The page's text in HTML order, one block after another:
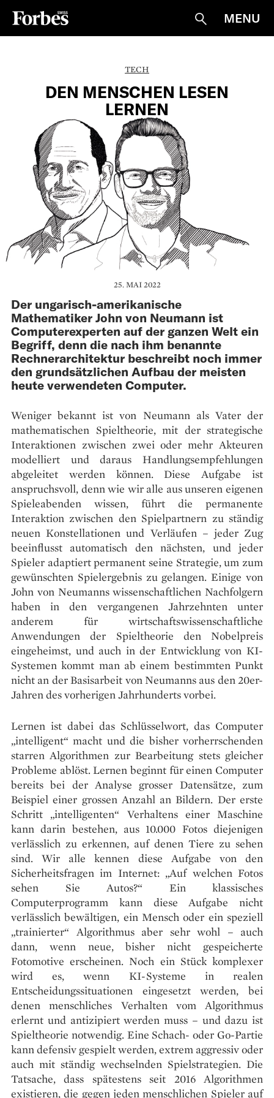
Suche
MENU
TECH
DEN MENSCHEN LESEN
LERNEN
25. MAI 2022
Der ungarisch-amerikanische
Mathematiker John von Neumann ist
Computerexperten auf der ganzen Welt ein
Begriff, denn die nach ihm benannte
Rechnerarchitektur beschreibt noch immer
den grundsätzlichen Aufbau der meisten
heute verwendeten Computer.
Weniger bekannt ist von Neumann als Vater der
mathematischen Spieltheorie, mit der strategische
Interaktionen zwischen zwei oder mehr Akteuren
modelliert und daraus Handlungsempfehlungen
abgeleitet werden können. Diese Aufgabe ist
anspruchsvoll, denn wie wir alle aus unseren eigenen
Spieleabenden wissen, führt die permanente
Interaktion zwischen den Spielpartnern zu ständig
neuen Konstellationen und Verläufen – jeder Zug
beeinflusst automatisch den nächsten, und jeder
Spieler adaptiert permanent seine Strategie, um zum
gewünschten Spielergebnis zu gelangen. Einige von
John von Neumanns wissenschaftlichen Nachfolgern
haben in den vergangenen Jahrzehnten unter
anderem für wirtschaftswissenschaftliche
Anwendungen der Spieltheorie den Nobelpreis
eingeheimst, und auch in der Entwicklung von KI-
Systemen kommt man ab einem bestimmten Punkt
nicht an der Basisarbeit von Neumanns aus den 20er-
Jahren des vorherigen Jahrhunderts vorbei.
Lernen ist dabei das Schlüsselwort, das Computer
„intelligent“ macht und die bisher vorherrschenden
starren Algorithmen zur Bearbeitung stets gleicher
Probleme ablöst. Lernen beginnt für einen Computer
bereits bei der Analyse grosser Datensätze, zum
Beispiel einer grossen Anzahl an Bildern. Der erste
Schritt „intelligenten“ Verhaltens einer Maschine
kann darin bestehen, aus 10.000 Fotos diejenigen
verlässlich zu erkennen, auf denen Tiere zu sehen
sind. Wir alle kennen diese Aufgabe von den
Sicherheitsfragen im Internet: „Auf welchen Fotos
sehen Sie Autos?“ Ein klassisches
Computerprogramm kann diese Aufgabe nicht
verlässlich bewältigen, ein Mensch oder ein speziell
„trainierter“ Algorithmus aber sehr wohl – auch
dann, wenn neue, bisher nicht gespeicherte
Fotomotive erscheinen. Noch ein Stück komplexer
wird es, wenn KI-Systeme in realen
Entscheidungssituationen eingesetzt werden, bei
denen menschliches Verhalten vom Algorithmus
erlernt und antizipiert werden muss – und dazu ist
Spieltheorie notwendig. Eine Schach- oder Go-Partie
kann defensiv gespielt werden, extrem aggressiv oder
auch mit ständig wechselnden Spielstrategien. Die
Tatsache, dass spätestens seit 2016 Algorithmen
existieren, die gegen jeden menschlichen Spieler auf